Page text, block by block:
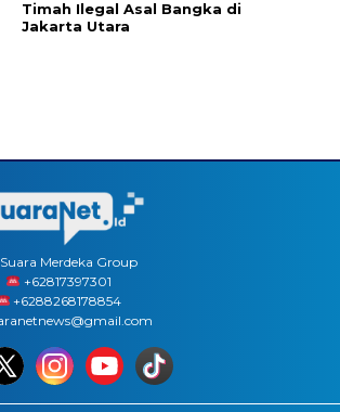
Timah Ilegal Asal Bangka di
Jakarta Utara
Merdeka Group
‪+62817397301
+6288268178854